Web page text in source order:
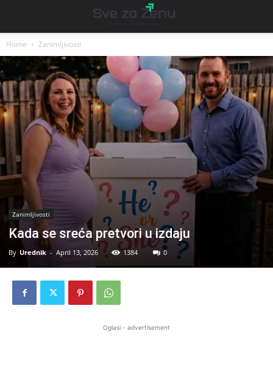
Home Zanimljivosti
Zanimljivosti
Kada se sreća pretvori u izdaju
By Urednik - April 13, 2026 1384 0
Oglasi - advertisement